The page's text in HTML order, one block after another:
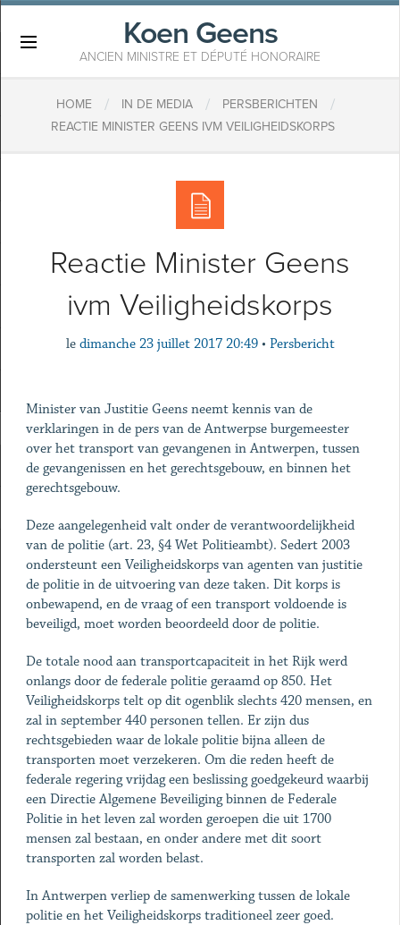
Koen Geens
ANCIEN MINISTRE ET DÉPUTÉ HONORAIRE
HOME / IN DE MEDIA / PERSBERICHTEN /
REACTIE MINISTER GEENS IVM VEILIGHEIDSKORPS
Reactie Minister Geens
ivm Veiligheidskorps
le dimanche 23 juillet 2017 20:49 • Persbericht
Minister van Justitie Geens neemt kennis van de
verklaringen in de pers van de Antwerpse burgemeester
over het transport van gevangenen in Antwerpen, tussen
de gevangenissen en het gerechtsgebouw, en binnen het
gerechtsgebouw.
Deze aangelegenheid valt onder de verantwoordelijkheid
van de politie (art. 23, §4 Wet Politieambt). Sedert 2003
ondersteunt een Veiligheidskorps van agenten van justitie
de politie in de uitvoering van deze taken. Dit korps is
onbewapend, en de vraag of een transport voldoende is
beveiligd, moet worden beoordeeld door de politie.
De totale nood aan transportcapaciteit in het Rijk werd
onlangs door de federale politie geraamd op 850. Het
Veiligheidskorps telt op dit ogenblik slechts 420 mensen, en
zal in september 440 personen tellen. Er zijn dus
rechtsgebieden waar de lokale politie bijna alleen de
transporten moet verzekeren. Om die reden heeft de
federale regering vrijdag een beslissing goedgekeurd waarbij
een Directie Algemene Beveiliging binnen de Federale
Politie in het leven zal worden geroepen die uit 1700
mensen zal bestaan, en onder andere met dit soort
transporten zal worden belast.
In Antwerpen verliep de samenwerking tussen de lokale
politie en het Veiligheidskorps traditioneel zeer goed.